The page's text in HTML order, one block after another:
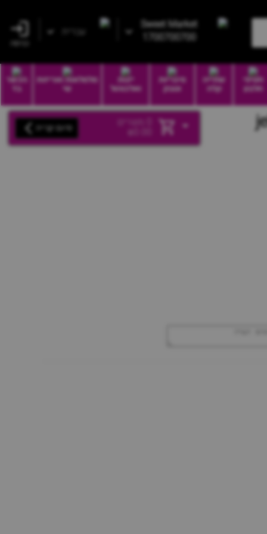
עברית
Sweet Market
1700700700
חטיפי
חלבון
שתייה
קלה
סיגריות
וטבק
יינות
ואלכוהול
סלסלאות ואריזות
שי
הכשר
בד
מוצרים
₪ סיום קנייה